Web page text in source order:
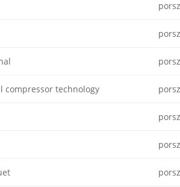
compressor technology